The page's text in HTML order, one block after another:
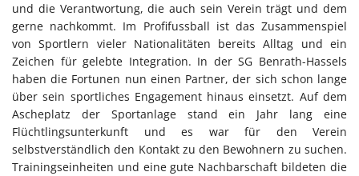
und die Verantwortung, die auch sein Verein trägt und dem
gerne nachkommt. Im Profifussball ist das Zusammenspiel
von Sportlern vieler Nationalitäten bereits Alltag und ein
Zeichen für gelebte Integration. In der SG Benrath-Hassels
haben die Fortunen nun einen Partner, der sich schon lange
über sein sportliches Engagement hinaus einsetzt. Auf dem
Ascheplatz der Sportanlage stand ein Jahr lang eine
Flüchtlingsunterkunft und es war für den Verein
selbstverständlich den Kontakt zu den Bewohnern zu suchen.
Trainingseinheiten und eine gute Nachbarschaft bildeten die